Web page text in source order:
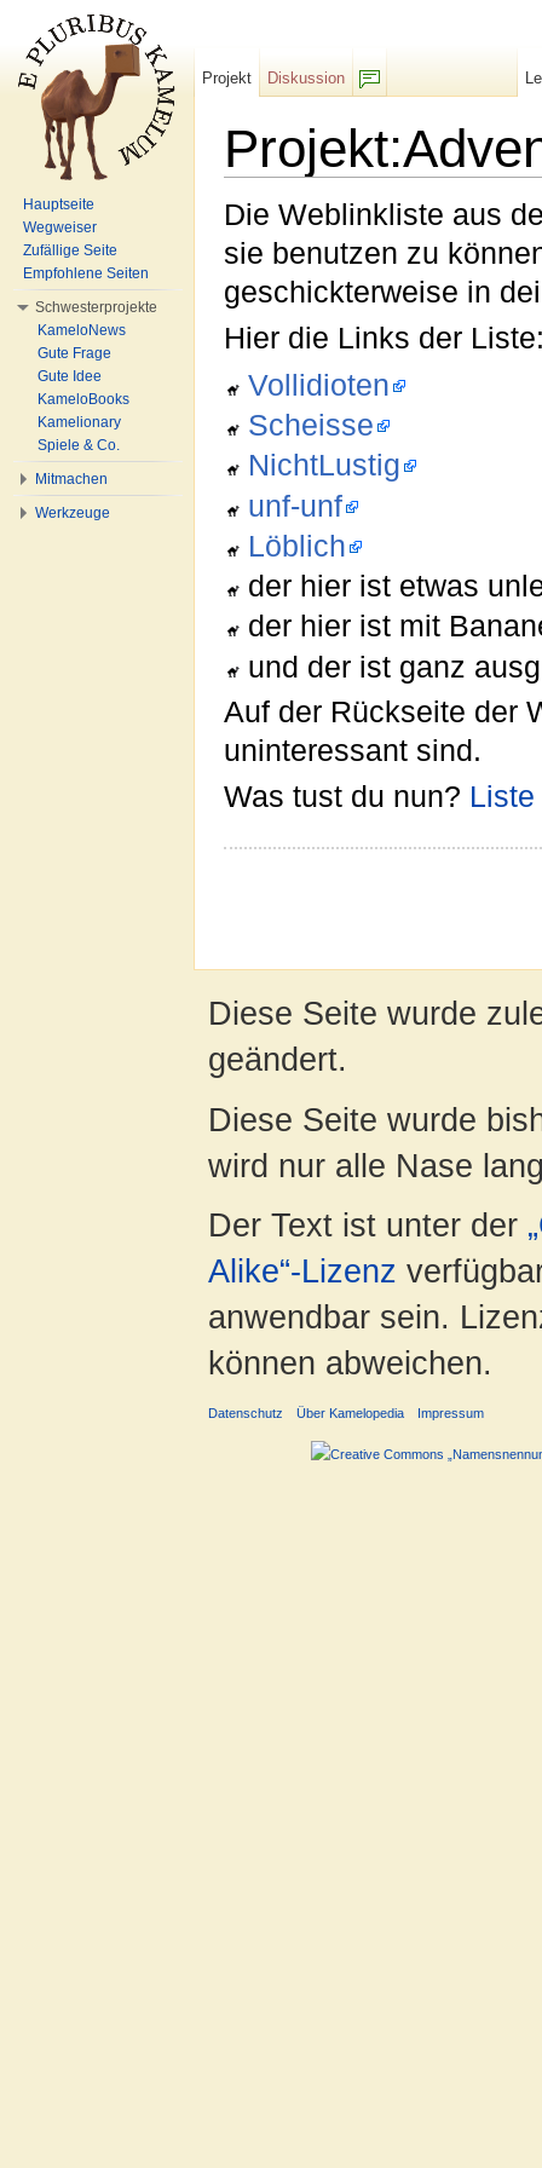
Die Weblinkliste aus
sie benutzen zu
geschickterweise in
Hier die Links der
Vollidioten
Scheisse
NichtLustig
unf-unf
Löblich
der hier ist etwas
der hier ist mit
und der ist ganz
Auf der Rückseite der
uninteressant sind.
Was tust du nun?
Projekt
Diskussion
Hauptseite
Wegweiser
Zufällige Seite
Empfohlene Seiten
Schwesterprojekte
KameloNews
Gute Frage
Gute Idee
KameloBooks
Kamelionary
Spiele & Co.
Mitmachen
Werkzeuge
Diese Seite wurde
geändert.
Diese Seite wurde
wird nur alle Nase
Der Text ist unter der
Alike“-Lizenz
anwendbar sein.
können abweichen.
Datenschutz Über Kamelopedia Impressum